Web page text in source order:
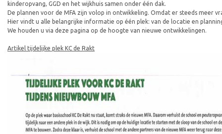
kinderopvang, GGD en het wijkhuis samen onder één dak.
De plannen voor de MFA zijn volop in ontwikkeling. Omdat er steeds meer
Hier vindt u alle belangrijke informatie op één plek: van de locatie en
We houden u via deze pagina op de hoogte van nieuwe ontwikkelingen.
Artikel tijdelijke plek KC de Rakt